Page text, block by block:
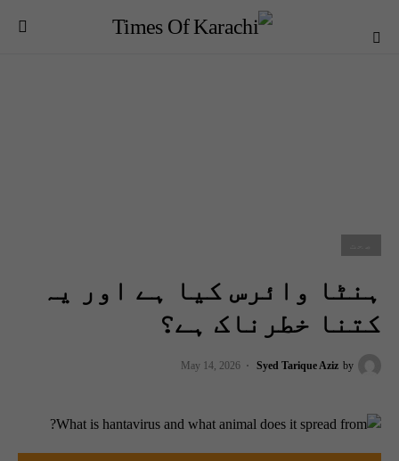
ہنٹا وائرس کیا ہے اور یہ
کتنا خطرناک ہے؟
by
Syed Tarique Aziz
May 14, 2026